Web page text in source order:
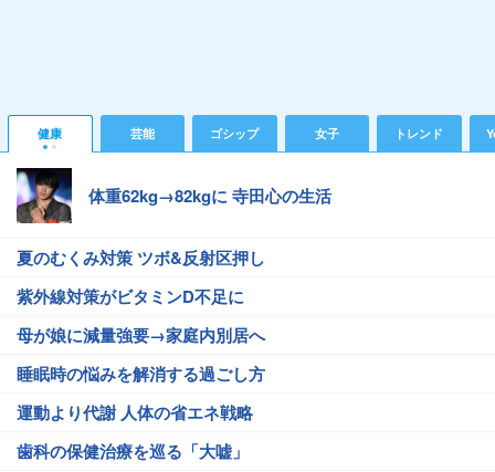
健康 芸能 ゴシップ 女子 トレンド
体重62kg→82kgに 寺田心の生活
夏のむくみ対策 ツボ&反射区押し
紫外線対策がビタミンD不足に
母が娘に減量強要→家庭内別居へ
睡眠時の悩みを解消する過ごし方
運動より代謝 人体の省エネ戦略
歯科の保健治療を巡る「大嘘」